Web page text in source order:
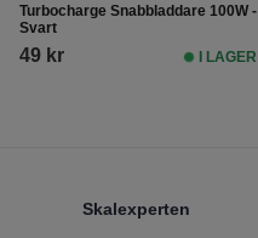
Turbocharge Snabbladdare 100W -
Svart
49 kr I LAGER
Skalexperten